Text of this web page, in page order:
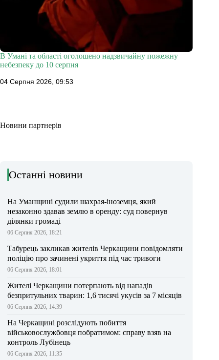
В Умані та області оголошено надзвичайну пожежну
небезпеку до 10 серпня
04 Серпня 2026, 09:53
Новини партнерів
Останні новини
На Уманщині судили шахрая-іноземця, який
незаконно здавав землю в оренду: суд повернув
ділянки громаді
06 Серпня 2026, 18:21
Табурець закликав жителів Черкащини повідомляти
поліцію про зачинені укриття під час тривоги
06 Серпня 2026, 18:01
Жителі Черкащини потерпають від нападів
безпритульних тварин: 1,6 тисячі укусів за 7 місяців
06 Серпня 2026, 14:39
На Черкащині розслідують побиття
військовослужбовця побратимом: справу взяв на
контроль Лубінець
06 Серпня 2026, 11:35